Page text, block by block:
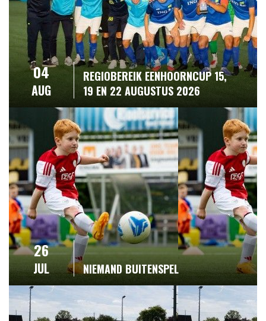
04
AUG
REGIOBEREIK EENHOORNCUP 15,
19 EN 22 AUGUSTUS 2026
26
JUL NIEMAND BUITENSPEL